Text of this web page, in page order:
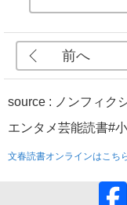
前へ
source : ノンフィク
エンタメ芸能読書#
文春読書オンラインはこち